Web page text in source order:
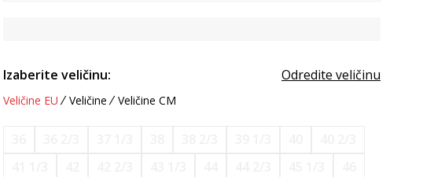
Izaberite veličinu: Odredite veličinu
Veličine EU Veličine Veličine CM